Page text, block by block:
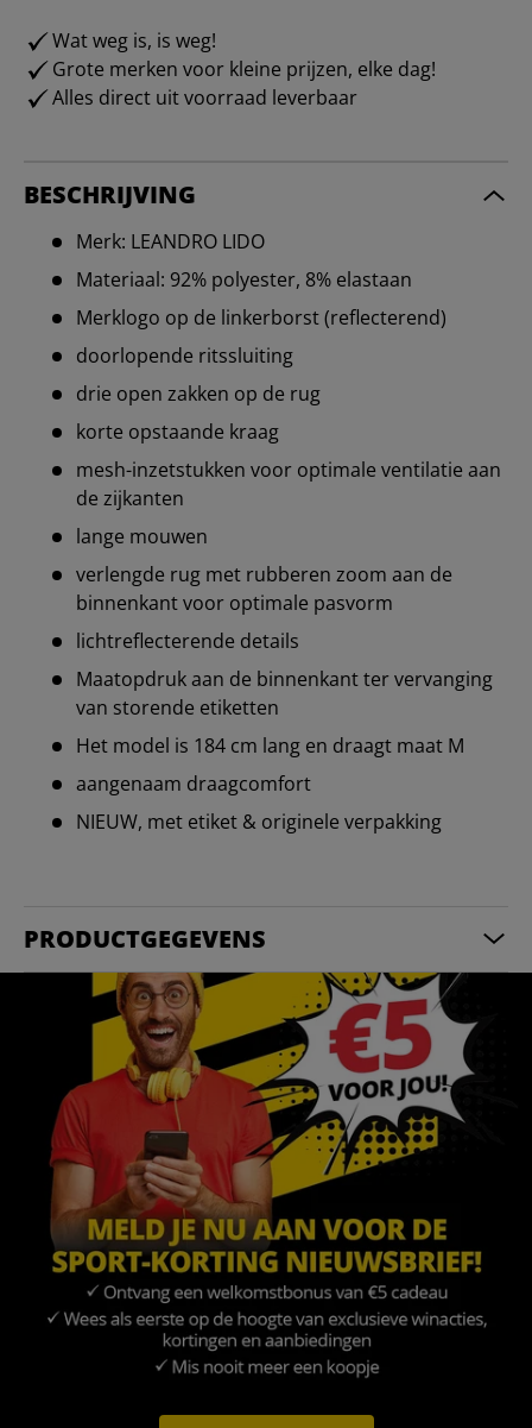
Wat weg is, is weg!
Grote merken voor kleine prijzen, elke dag!
Alles direct uit voorraad leverbaar
BESCHRIJVING
Merk: LEANDRO LIDO
Materiaal: 92% polyester, 8% elastaan
Merklogo op de linkerborst (reflecterend)
doorlopende ritssluiting
drie open zakken op de rug
korte opstaande kraag
mesh-inzetstukken voor optimale ventilatie aan
de zijkanten
lange mouwen
verlengde rug met rubberen zoom aan de
binnenkant voor optimale pasvorm
lichtreflecterende details
Maatopdruk aan de binnenkant ter vervanging
van storende etiketten
Het model is 184 cm lang en draagt maat M
aangenaam draagcomfort
NIEUW, met etiket & originele verpakking
PRODUCTGEGEVENS